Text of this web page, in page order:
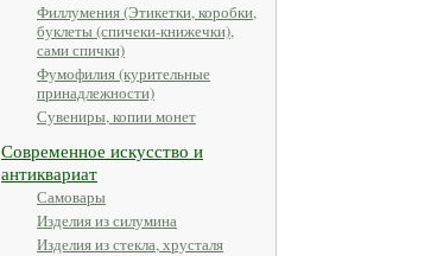
Филлумения (Этикетки, коробки,
буклеты (спичеки-книжечки),
сами спички)
Фумофилия (курительные
принадлежности)
Сувениры, копии монет
Современное искусство и
антиквариат
Самовары
Изделия из силумина
Изделия из стекла, хрусталя